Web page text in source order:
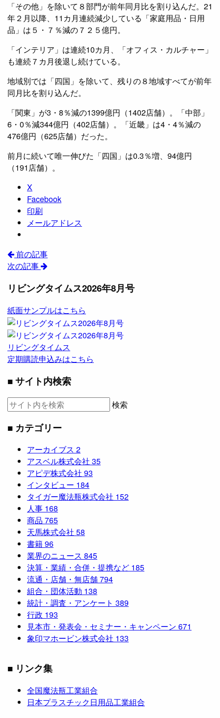
「その他」を除いて８部門が前年同月比を割り込んだ。21
年２月以降、11カ月連続減少している「家庭用品・日用
品」は５・７％減の７２５億円。
「インテリア」は連続10カ月、「オフィス・カルチャー」
も連続７カ月後退し続けている。
地域別では「四国」を除いて、残りの８地域すべてが前年
同月比を割り込んだ。
「関東」が3・8％減の1399億円（1402店舗）。「中部」
6・0％減344億円（402店舗）。「近畿」は4・4％減の
476億円（625店舗）だった。
前月に続いて唯一伸びた「四国」は0.3％増、94億円
（191店舗）。
X
Facebook
印刷
メールアドレス
前の記事
次の記事
リビングタイムス2026年8月号
紙面サンプルはこちら
リビングタイムス
定期購読申込みはこちら
■ サイト内検索
検索
■ カテゴリー
アーカイブス 2
アスベル株式会社 35
アピデ株式会社 93
インタビュー 184
タイガー魔法瓶株式会社 152
人事 168
商品 765
天馬株式会社 58
書籍96
業界のニュース 845
決算・業績・合併・提携など 185
流通・店舗・無店舗794
組合・団体活動 138
統計・調査・アンケート 389
行政 193
見本市・発表会・セミナー・キャンペーン 671
象印マホービン株式会社 133
■ リンク集
全国魔法瓶工業組合
日本プラスチック日用品工業組合